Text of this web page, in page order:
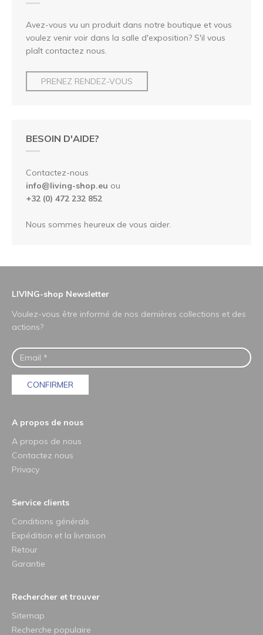
Avez-vous vu un produit dans notre boutique et vous
voulez venir voir dans la salle d'exposition? S'il vous
plaît contactez nous.
PRENEZ RENDEZ-VOUS
BESOIN D'AIDE?
Contactez-nous
info@living-shop.eu ou
+32 (0) 472 232 852
Nous sommes heureux de vous aider.
LIVING-shop Newsletter
Voulez-vous être informé de nos dernières collections et des
actions?
CONFIRMER
A propos de nous
A propos de nous
Contactez nous
Privacy
Service clients
Conditions générals
Expédition et la livraison
Retour
Garantie
Rechercher et trouver
Sitemap
Recherche populaire